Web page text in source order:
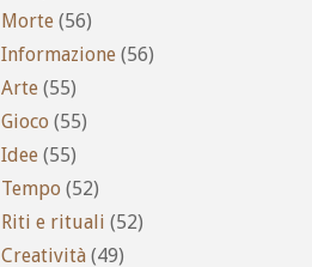
Morte (56)
Informazione (56)
Arte (55)
Gioco (55)
Idee (55)
Tempo (52)
Riti e rituali (52)
Creatività (49)